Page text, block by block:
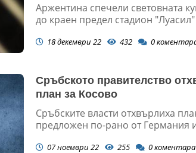
Аржентина спечели световната
до краен предел стадион "Луасил"
18 декември 22 432 0
Сръбското правителство
план за Косово
Сръбските власти отхвърлиха
предложен по-рано от Германия
07 ноември 22 255 0коментара